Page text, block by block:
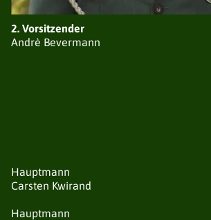
LISTE DER SCHIESSGRUPPEN
2. Vorsitzender
Andrè Bevermann
Hauptmann
Carsten Kwirand
Hauptmann